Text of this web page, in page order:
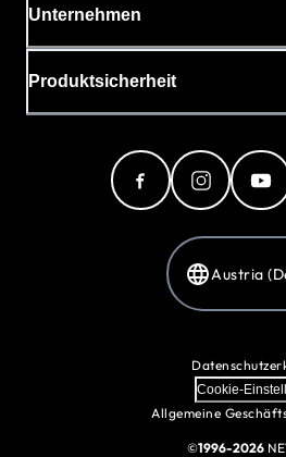
Unternehmen
Produktsicherheit
Austria
Cookie-
Allgemeine
©1996-2026